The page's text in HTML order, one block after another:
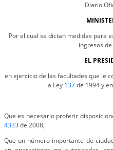
Diario
Por el cual se dictan medidas para
ingresos
EL
en ejercicio de las facultades que le
la Ley 137de 1994 y
Que es necesario proferir
4333de 2008;
Que un número importante de